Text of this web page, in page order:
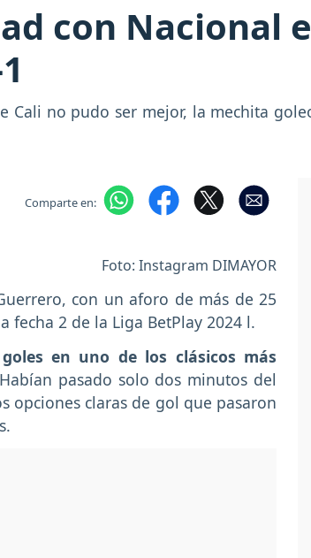
con Nacional
Cali no pudo ser mejor, la mechita
Comparte en:
Foto: Instagram DIMAYOR
con un aforo de más de 25
2 de la Liga BetPlay 2024 l.
en uno de los clásicos más
pasado solo dos minutos del
opciones claras de gol que pasaron